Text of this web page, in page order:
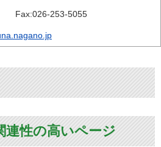
Fax:026-253-5055
連性の高いページ